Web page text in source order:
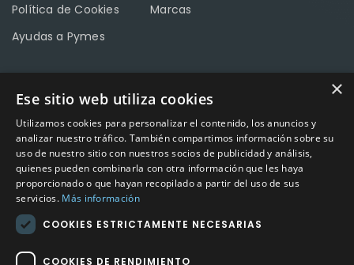
Política de Cookies
Ayudas a Pymes
Marcas
CONTACTO
Calle Méndez Núñez nº3 – Fuente Palmera 14120 Córdoba
Teléfono957 04 96 57
Emailinfo@factory-sport.es
HORARIO COMERCIAL
Lunes a viernes
×
Ese sitio web utiliza cookies
Utilizamos cookies para personalizar el contenido, los anuncios y
analizar nuestro tráfico. También compartimos información sobre su
uso de nuestro sitio con nuestros socios de publicidad y análisis,
quienes pueden combinarla con otra información que les haya
proporcionado o que hayan recopilado a partir del uso de sus
servicios. Más información
COOKIES ESTRICTAMENTE NECESARIAS
COOKIES DE RENDIMIENTO